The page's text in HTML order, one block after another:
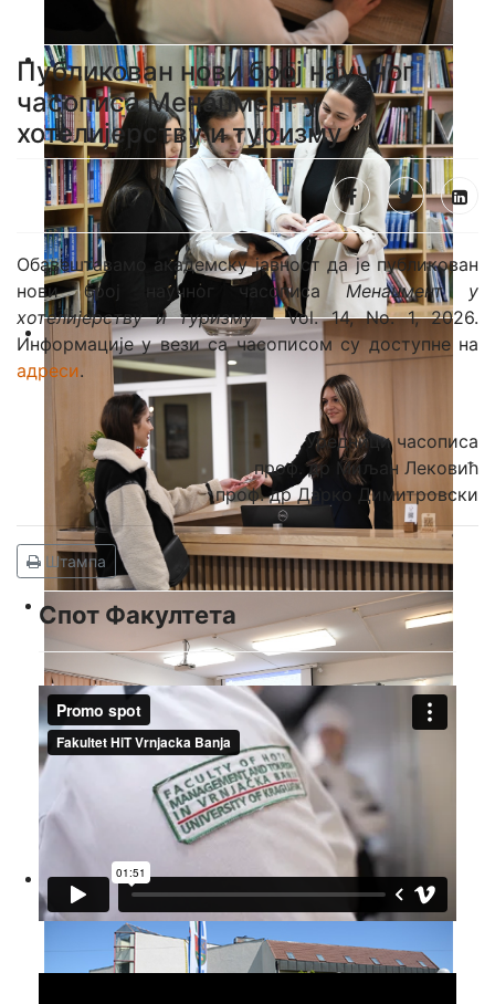
Публикован нови број научног
часописа Менаџмент у
хотелијерству и туризму
Oбавештавамо академску јавност да је публикован
нови број научног часописаМенаџмент у
хотелијерству и туризму– Vol. 14, No. 1, 2026.
Информације у вези са часописом су доступне на
адреси.
Уредници часописа
проф. др Миљан Лековић
проф. др Дарко Димитровски
Штампа
Спот Факултета